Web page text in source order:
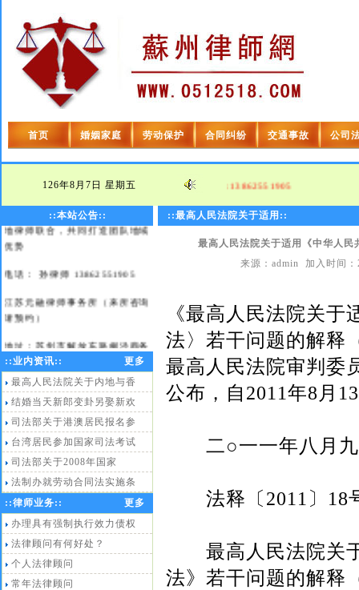
首页 婚姻家庭 劳动保护 合同纠纷 交通事故 公司
126年8月7日 星期五
州律师,为您提供免费法律咨询,热线电话:13862551905
::本站公告::
欢迎光临苏州律师网！
地律师联合，共同打造团队地域
优势
请预约）
广场2号楼603室
::业内资讯::
更多
最高人民法院关于内地与香
结婚当天新郎变卦另娶新欢
司法部关于港澳居民报名参
台湾居民参加国家司法考试
司法部关于2008年国家
法制办就劳动合同法实施条
::律师业务::
更多
办理具有强制执行效力债权
法律顾问有何好处？
个人法律顾问
常年法律顾问
::最高人民法院关于适用::
最高人民法院关于适用《中华人
来源：admin 加入时间
《最高人民法院关
法〉若干问题的解释
最高人民法院审判委
公布，自 2011年8 月 13
二○一一年八月
法释〔 2011 〕 18
最高人民法院关于
法》若干问题的解释